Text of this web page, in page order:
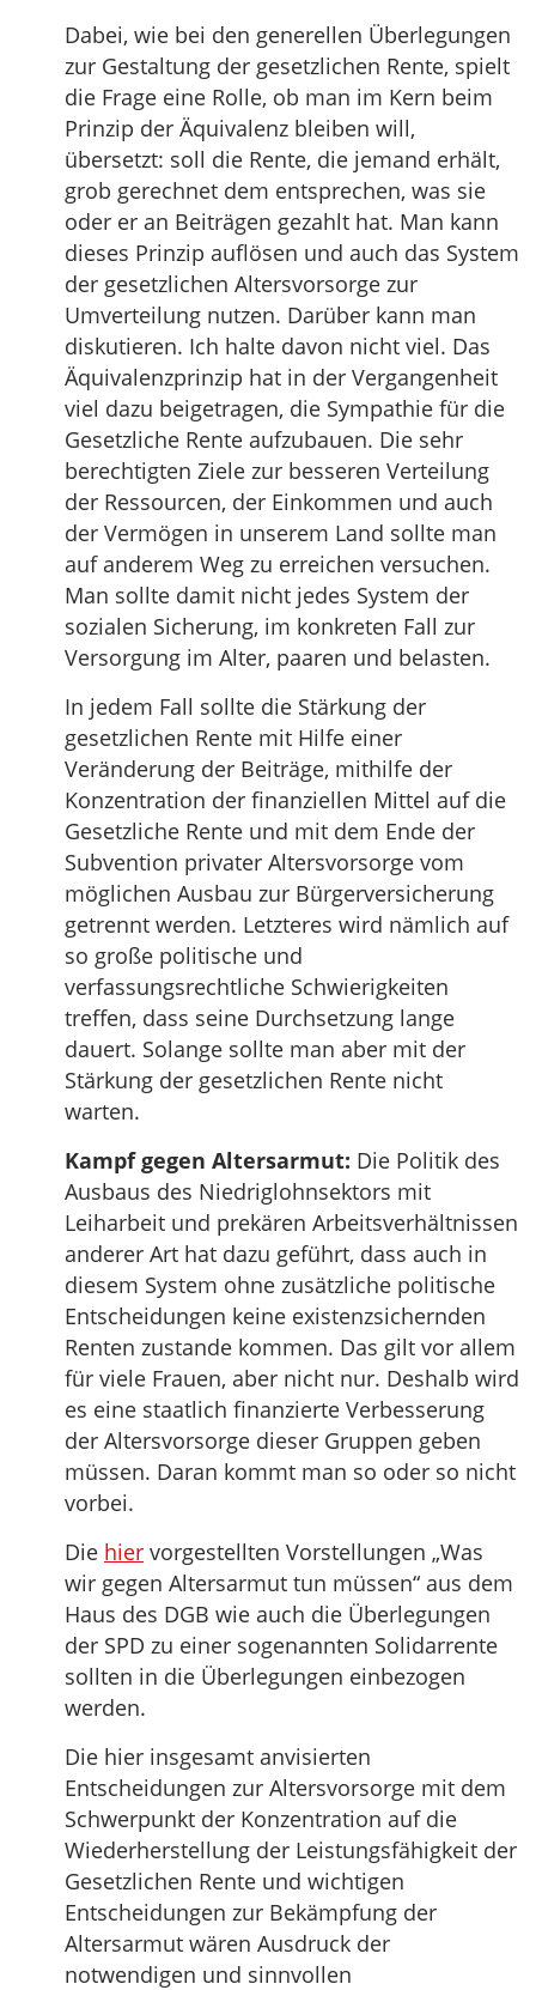
Dabei, wie bei den generellen Überlegungen
zur Gestaltung der gesetzlichen Rente, spielt
die Frage eine Rolle, ob man im Kern beim
Prinzip der Äquivalenz bleiben will,
übersetzt: soll die Rente, die jemand erhält,
grob gerechnet dem entsprechen, was sie
oder er an Beiträgen gezahlt hat. Man kann
dieses Prinzip auflösen und auch das System
der gesetzlichen Altersvorsorge zur
Umverteilung nutzen. Darüber kann man
diskutieren. Ich halte davon nicht viel. Das
Äquivalenzprinzip hat in der Vergangenheit
viel dazu beigetragen, die Sympathie für die
Gesetzliche Rente aufzubauen. Die sehr
berechtigten Ziele zur besseren Verteilung
der Ressourcen, der Einkommen und auch
der Vermögen in unserem Land sollte man
auf anderem Weg zu erreichen versuchen.
Man sollte damit nicht jedes System der
sozialen Sicherung, im konkreten Fall zur
Versorgung im Alter, paaren und belasten.
In jedem Fall sollte die Stärkung der
gesetzlichen Rente mit Hilfe einer
Veränderung der Beiträge, mithilfe der
Konzentration der finanziellen Mittel auf die
Gesetzliche Rente und mit dem Ende der
Subvention privater Altersvorsorge vom
möglichen Ausbau zur Bürgerversicherung
getrennt werden. Letzteres wird nämlich auf
so große politische und
verfassungsrechtliche Schwierigkeiten
treffen, dass seine Durchsetzung lange
dauert. Solange sollte man aber mit der
Stärkung der gesetzlichen Rente nicht
warten.
Kampf gegen Altersarmut: Die Politik des
Ausbaus des Niedriglohnsektors mit
Leiharbeit und prekären Arbeitsverhältnissen
anderer Art hat dazu geführt, dass auch in
diesem System ohne zusätzliche politische
Entscheidungen keine existenzsichernden
Renten zustande kommen. Das gilt vor allem
für viele Frauen, aber nicht nur. Deshalb wird
es eine staatlich finanzierte Verbesserung
der Altersvorsorge dieser Gruppen geben
müssen. Daran kommt man so oder so nicht
vorbei.
Die hier vorgestellten Vorstellungen „Was
wir gegen Altersarmut tun müssen“ aus dem
Haus des DGB wie auch die Überlegungen
der SPD zu einer sogenannten Solidarrente
sollten in die Überlegungen einbezogen
werden.
Die hier insgesamt anvisierten
Entscheidungen zur Altersvorsorge mit dem
Schwerpunkt der Konzentration auf die
Wiederherstellung der Leistungsfähigkeit der
Gesetzlichen Rente und wichtigen
Entscheidungen zur Bekämpfung der
Altersarmut wären Ausdruck der
notwendigen und sinnvollen